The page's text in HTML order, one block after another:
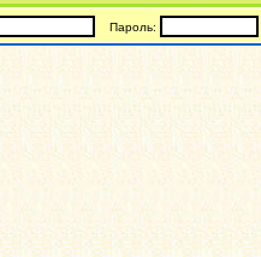
Пароль: